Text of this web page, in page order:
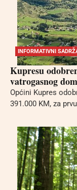
INFORMATIVNI
Kupresu
vatrogasnog
Općini Kupres
391.000 KM, za